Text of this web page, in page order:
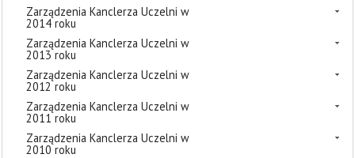
Zarządzenia Kanclerza Uczelni w
2014 roku
Zarządzenia Kanclerza Uczelni w
2013 roku
Zarządzenia Kanclerza Uczelni w
2012 roku
Zarządzenia Kanclerza Uczelni w
2011 roku
Zarządzenia Kanclerza Uczelni w
2010 roku